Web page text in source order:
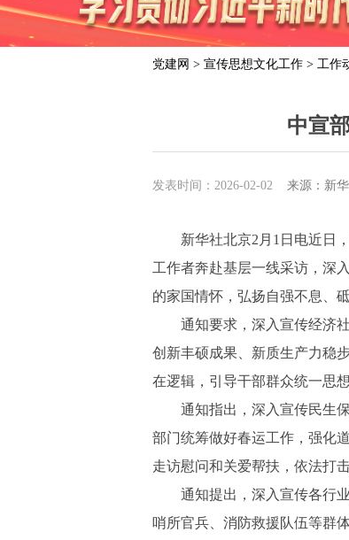
机关党建
校园党建 企业党建
党建网 > 宣传思想文化工作 > 工作
中宣
发表时间：2026-02-02 来源：新
新华社北京2月1日电近日
工作者奔赴基层一线采访，深
的家国情怀，弘扬自强不息、
通知要求，深入宣传经济
创新丰硕成果、新质生产力稳
在逻辑，引导干部群众统一思
通知指出，深入宣传民生
部门统筹做好春运工作，强化
走访慰问和关爱帮扶，依法打
通知提出，深入宣传各行
哨所官兵、消防救援队伍等群